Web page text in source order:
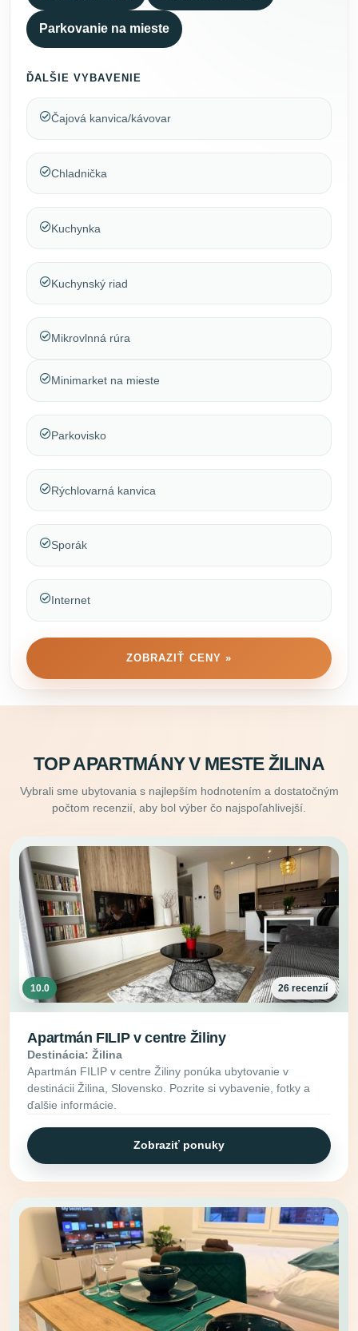
Parkovanie na mieste
ĎALŠIE VYBAVENIE
Čajová kanvica/kávovar
Chladnička
Kuchynka
Kuchynský riad
Mikrovlnná rúra
Minimarket na mieste
Parkovisko
Rýchlovarná kanvica
Sporák
Internet
ZOBRAZIŤ CENY »
TOP APARTMÁNY V MESTE ŽILINA
Vybrali sme ubytovania s najlepším hodnotením a dostatočným
počtom recenzií, aby bol výber čo najspoľahlivejší.
10.0 26 recenzií
Apartmán FILIP v centre Žiliny
Destinácia: Žilina
Apartmán FILIP v centre Žiliny ponúka ubytovanie v
destinácii Žilina, Slovensko. Pozrite si vybavenie, fotky a
ďalšie informácie.
Zobraziť ponuky